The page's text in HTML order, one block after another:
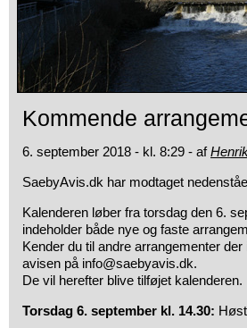
Kommende
6. september 2018 - kl. 8:29 - af
SaebyAvis.dk har modtaget
Kalenderen løber fra torsdag den 6.
indeholder både nye og faste
Kender du til andre arrangementer
avisen på info@saebyavis.dk.
De vil herefter blive tilføjet kalenderen.
Torsdag 6. september kl. 14.30: